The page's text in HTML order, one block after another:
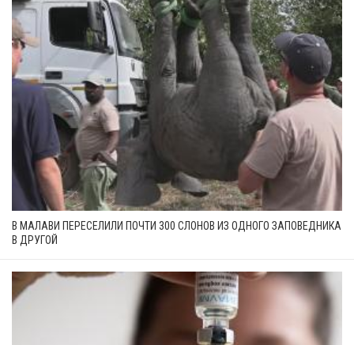
В МАЛАВИ ПЕРЕСЕЛИЛИ ПОЧТИ 300 СЛОНОВ ИЗ ОДНОГО ЗАПОВЕДНИКА
В ДРУГОЙ